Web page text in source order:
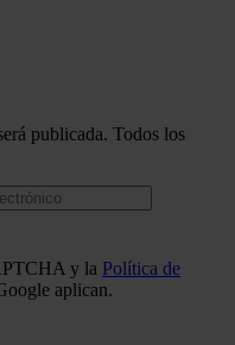
publicada. Todos los
y la Política de
aplican.